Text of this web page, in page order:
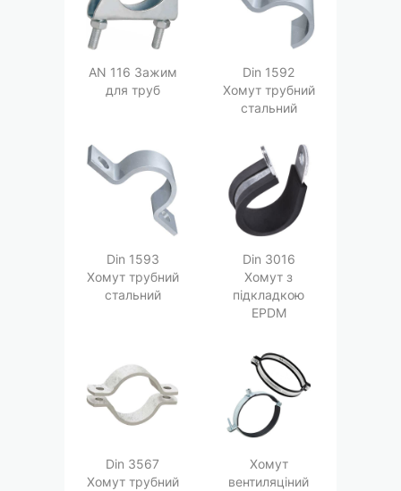
AN 116 Зажим
для труб
Din 1592
Хомут трубний
стальний
Din 1593
Хомут трубний
стальний
Din 3016
Хомут з
підкладкою
EPDM
Din 3567
Хомут трубний
Хомут
вентиляціний